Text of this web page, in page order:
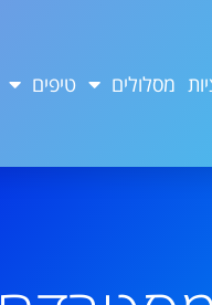
מסלולים טיפים